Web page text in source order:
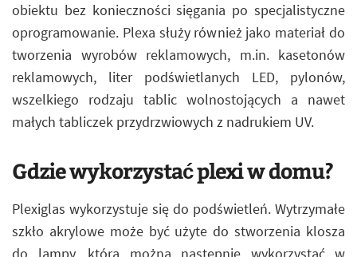
obiektu bez konieczności sięgania po specjalistyczne
oprogramowanie. Plexa służy również jako materiał do
tworzenia wyrobów reklamowych, m.in. kasetonów
reklamowych, liter podświetlanych LED, pylonów,
wszelkiego rodzaju tablic wolnostojących a nawet
małych tabliczek przydrzwiowych z nadrukiem UV.
Gdzie wykorzystać plexi w domu?
Plexiglas wykorzystuje się do podświetleń. Wytrzymałe
szkło akrylowe może być użyte do stworzenia klosza